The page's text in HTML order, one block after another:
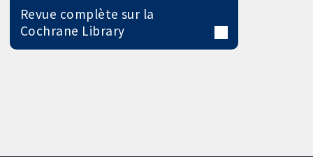
Revue complète sur la
Cochrane Library